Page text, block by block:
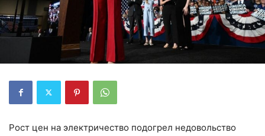
Рост цен на электричество подогрел недовольство